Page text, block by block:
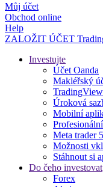
Můj účet
Obchod online
Help
ZALOŽIT ÚČET
Investujte
Účet Oanda
Makléřský
TradingView
Úroková
Mobilní
Meta trader 5
Možnosti
Stáhnout si
Do čeho investovat
Forex